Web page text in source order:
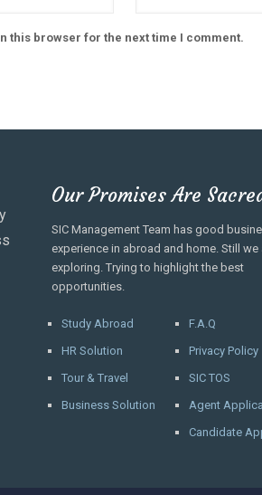
this browser for the next time I comment.
Our Promises Are
SIC Management Team has good
experience in abroad and home. Still we
exploring. Trying to highlight the best
opportunities.
Study Abroad
HR Solution
Tour & Travel
Business Solution
F.A.Q
Privacy Policy
SIC TOS
Agent
Candidate